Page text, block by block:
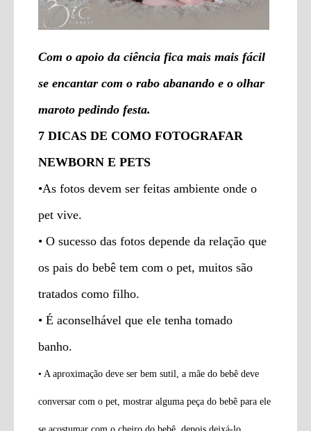
Com o apoio da ciência fica mais mais fácil
se encantar com o rabo abanando e o olhar
maroto pedindo festa.
7 DICAS DE COMO FOTOGRAFAR
NEWBORN E PETS
•As fotos devem ser feitas ambiente onde o
pet vive.
• O sucesso das fotos depende da relação que
os pais do bebê tem com o pet, muitos são
tratados como filho.
• É aconselhável que ele tenha tomado
banho.
• A aproximação deve ser bem sutil, a mãe do bebê deve
conversar com o pet, mostrar alguma peça do bebê para ele